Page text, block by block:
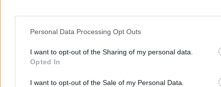
Personal Data Processing Opt Outs
I want to opt-out of the Sharing of my personal data.
Opted In
I want to opt-out of the Sale of my Personal Data.